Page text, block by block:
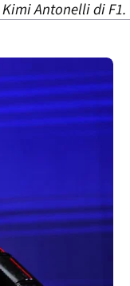
Antonelli di F1.